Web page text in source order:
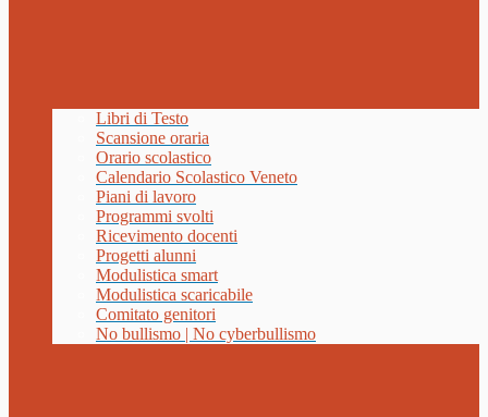
Libri di Testo
Scansione oraria
Orario scolastico
Calendario Scolastico Veneto
Piani di lavoro
Programmi svolti
Ricevimento docenti
Progetti alunni
Modulistica smart
Modulistica scaricabile
Comitato genitori
No bullismo | No cyberbullismo